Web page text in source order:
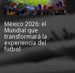
México 2026: el
Mundial que
transformará la
experiencia del
fútbol